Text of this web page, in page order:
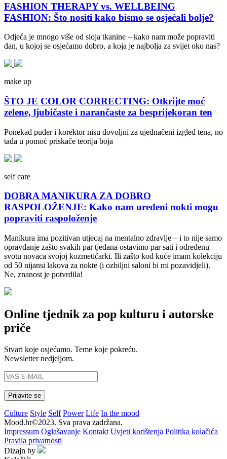
FASHION THERAPY vs. WELLBEING
FASHION: Što nositi kako bismo se osjećali bolje?
Odjeća je mnogo više od sloja tkanine – kako nam može popraviti
dan, u kojoj se osjećamo dobro, a koja je najbolja za svijet oko nas?
make up
ŠTO JE COLOR CORRECTING: Otkrijte moć
zelene, ljubičaste i narančaste za besprijekoran ten
Ponekad puder i korektor nisu dovoljni za ujednačeni izgled tena, no
tada u pomoć priskače teorija boja
self care
DOBRA MANIKURA ZA DOBRO
RASPOLOŽENJE: Kako nam uređeni nokti mogu
popraviti raspoloženje
Manikura ima pozitivan utjecaj na mentalno zdravlje – i to nije samo
opravdanje zašto svakih par tjedana ostavimo par sati i određenu
svotu novaca svojoj kozmetičarki. Ili zašto kod kuće imam kolekciju
od 50 nijansi lakova za nokte (i ozbiljni saloni bi mi pozavidjeli).
Ne, znanost je potvrdila!
Online tjednik za pop kulturu i autorske
priče
Stvari koje osjećamo. Teme koje pokreću.
Newsletter nedjeljom.
Culture Style Self Power Life In the mood
Mood.hr©2023. Sva prava zadržana.
Impressum Oglašavanje Kontakt Uvjeti korištenja Politika kolačića
Pravila privatnosti
Dizajn by